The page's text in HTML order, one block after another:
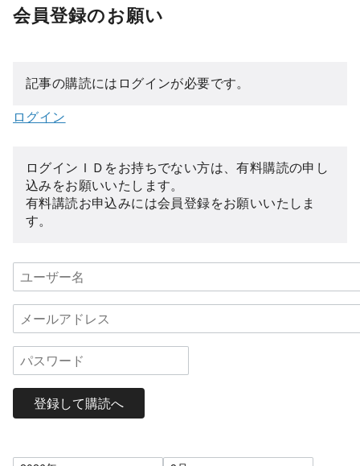
会員登録のお願い
記事の購読にはログインが必要です。
ログイン
ログインＩＤをお持ちでない方は、有料購読の申し
込みをお願いいたします。
有料講読お申込みには会員登録をお願いいたしま
す。
登録して購読へ